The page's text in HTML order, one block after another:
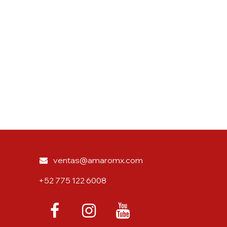
ventas@amaromx.com
+52 775 122 6008